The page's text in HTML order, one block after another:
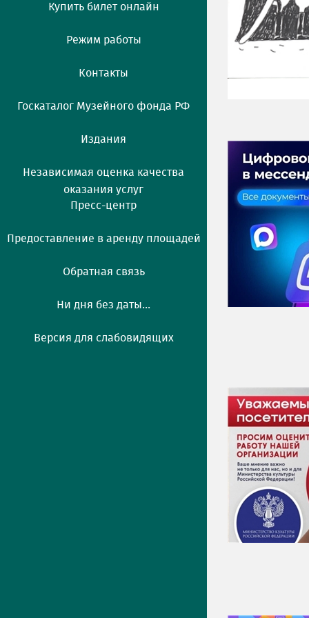
Купить билет онлайн
Режим работы
Контакты
Госкаталог Музейного фонда РФ
Издания
Независимая оценка качества
оказания услуг
Пресс-центр
Предоставление в аренду площадей
Обратная связь
Ни дня без даты...
Версия для слабовидящих